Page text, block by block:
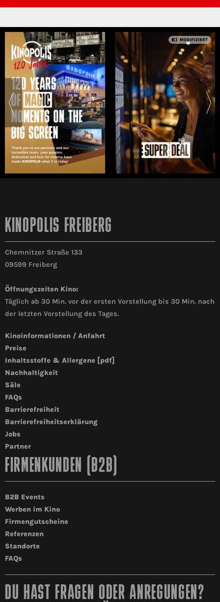
KINOPOLIS FREIBERG
Chemnitzer Straße 133
09599 Freiberg
Öffnungszeiten Kino:
Täglich ab 30 Min. vor der ersten Vorstellung bis 30 Min. nach
der letzten Vorstellung des Tages.
Kinoinformationen / Anfahrt
Preise
Inhaltsstoffe & Allergene [pdf]
Nachhaltigkeit
Säle
FAQs
Barrierefreiheit
Barrierefreiheitserklärung
Jobs
Partner
FIRMENKUNDEN (B2B)
B2B Events
Werben im Kino
Firmengutscheine
Referenzen
Standorte
FAQs
DU HAST FRAGEN ODER ANREGUNGEN?